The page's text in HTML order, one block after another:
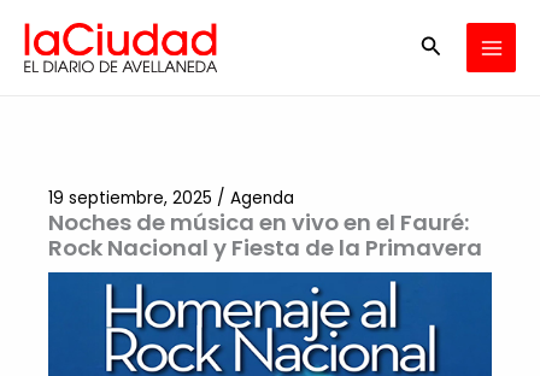
contenido
Buscar
Noches de música en vivo en el Fauré:
Rock Nacional y Fiesta de la Primavera
19 septiembre, 2025 / Agenda